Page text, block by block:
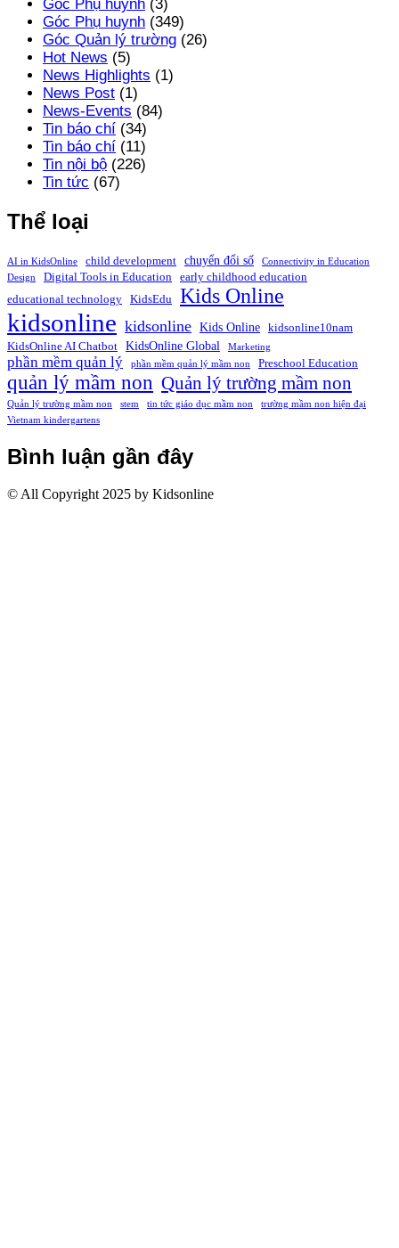
Góc Phụ huynh (3)
Góc Phụ huynh (349)
Góc Quản lý trường (26)
Hot News (5)
News Highlights (1)
News Post (1)
News-Events (84)
Tin báo chí (34)
Tin báo chí (11)
Tin nội bộ (226)
Tin tức (67)
Thể loại
AI in KidsOnline child development chuyển đổi số
Connectivity in Education
Design
Digital Tools in Education
early childhood education
educational technology
KidsEdu Kids Online
kidsonline kidsonline Kids Online
kidsonline10nam
KidsOnline AI Chatbot
KidsOnline Global Marketing
phần mềm quản lý phần mềm quản lý mầm non Preschool Education
quản lý mầm non Quản lý trường mầm non
Quản lý trường mầm non stem tin tức giáo dục mầm non
trường mầm non hiện đại
Vietnam kindergartens
Bình luận gần đây
© All Copyright 2025 by Kidsonline